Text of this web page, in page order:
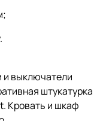
и выключатели
штукатурка
Кровать и шкаф